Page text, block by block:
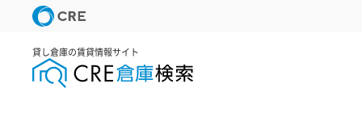
貸し倉庫の賃貸情報サイト